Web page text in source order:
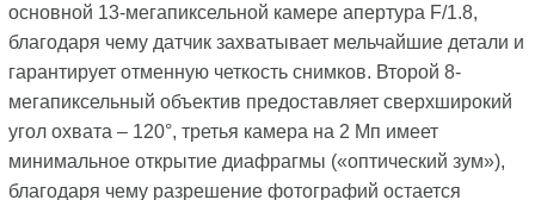
основной 13-мегапиксельной камере апертура F/1.8,
благодаря чему датчик захватывает мельчайшие детали и
гарантирует отменную четкость снимков. Второй 8-
мегапиксельный объектив предоставляет сверхширокий
угол охвата – 120°, третья камера на 2 Мп имеет
минимальное открытие диафрагмы («оптический зум»),
благодаря чему разрешение фотографий остается